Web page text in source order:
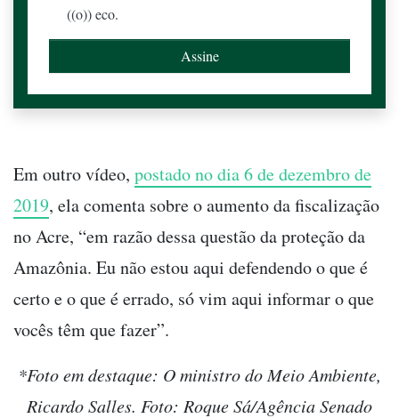
((o)) eco.
Em outro vídeo, postado no dia 6 de dezembro de
2019, ela comenta sobre o aumento da fiscalização
no Acre, “em razão dessa questão da proteção da
Amazônia. Eu não estou aqui defendendo o que é
certo e o que é errado, só vim aqui informar o que
vocês têm que fazer”.
*Foto em destaque: O ministro do Meio Ambiente,
Ricardo Salles. Foto: Roque Sá/Agência Senado